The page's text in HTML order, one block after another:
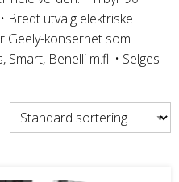
Bredt utvalg elektriske
Geely-konsernet som
Benelli m.fl. • Selges